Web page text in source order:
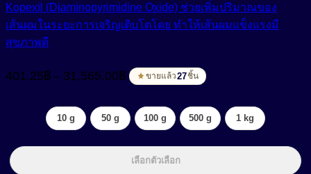
Kopexil (Diaminopyrimidine Oxide) ช่วยเพิ่มปริมาณของ
เส้นผมในระยะการเจริญเติบโตโดย ทำให้เส้นผมแข็งแรงมี
สุขภาพดี
401.25 ฿ – 31,565.00 ฿ range:
through
31,565.00฿
ขายแล้ว27ชิ้น
10 g 50 g 100 g 500 g 1 kg
เลือกตัวเลือก